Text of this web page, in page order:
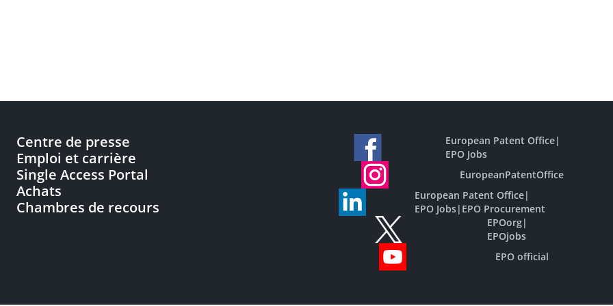
Centre de presse
Emploi et carrière
Single Access Portal
Achats
Chambres de recours
European Patent Office|
EPO Jobs
EuropeanPatentOffice
European Patent Office|
EPO Jobs| EPO Procurement
EPOorg|
EPOjobs
EPO official